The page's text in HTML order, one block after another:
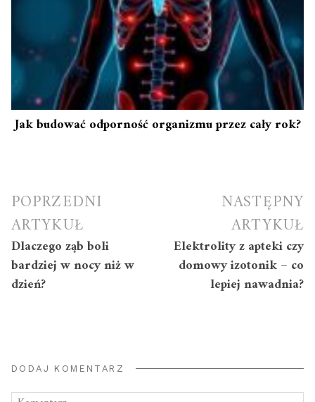
Jak budować odporność organizmu przez cały rok?
Nawigacja
wpisu
POPRZEDNI
ARTYKUŁ
Dlaczego ząb boli
bardziej w nocy niż w
dzień?
NASTĘPNY
ARTYKUŁ
Elektrolity z apteki czy
domowy izotonik – co
lepiej nawadnia?
DODAJ KOMENTARZ